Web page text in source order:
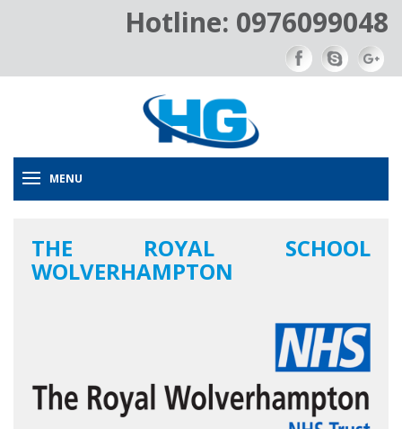
Hotline: 0976099048
MENU
THE ROYAL SCHOOL
WOLVERHAMPTON